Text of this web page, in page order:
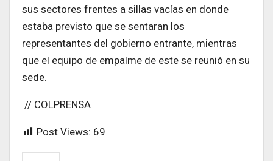
sus sectores frentes a sillas vacías en donde
estaba previsto que se sentaran los
representantes del gobierno entrante, mientras
que el equipo de empalme de este se reunió en su
sede.
// COLPRENSA
Post Views: 69